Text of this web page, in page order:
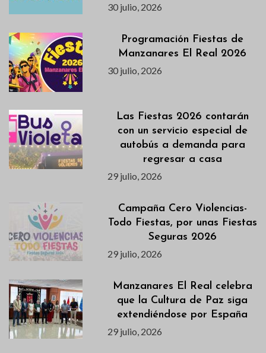
30 julio, 2026
Programación Fiestas de
Manzanares El Real 2026
30 julio, 2026
Las Fiestas 2026 contarán
con un servicio especial de
autobús a demanda para
regresar a casa
29 julio, 2026
Campaña Cero Violencias-
Todo Fiestas, por unas Fiestas
Seguras 2026
29 julio, 2026
Manzanares El Real celebra
que la Cultura de Paz siga
extendiéndose por España
29 julio, 2026